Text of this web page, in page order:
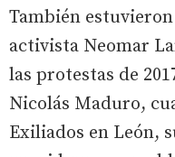
También
activista Neomar
las protestas de
Nicolás Maduro,
Exiliados en León,